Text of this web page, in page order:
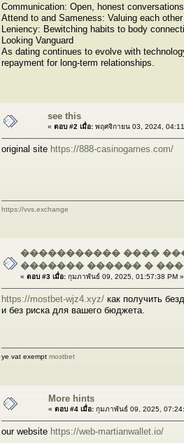
Communication: Open, honest
Attend to and Sameness: Valuing each
Leniency: Bewitching habits to body
Looking Vanguard
As dating continues to evolve with
repayment for long-term relationships.
see this
« ตอบ #2 เมื่อ: พฤศจิกายน 03, 2024,
original site https://888-casinogames.com/
https://vvs.exchange
����������� ����
������� ������ �
« ตอบ #3 เมื่อ: กุมภาพันธ์ 09, 2025, 01:57:38 PM »
https://mostbet-wjz4.xyz/ как получить
и без риска для вашего бюджета.
ye vat exempt mostbet
More hints
« ตอบ #4 เมื่อ: กุมภาพันธ์ 09, 2025,
our website https://web-martianwallet.io/